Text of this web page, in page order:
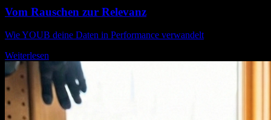
Vom Rauschen zur Relevanz
Wie YOUB deine Daten in Performance verwandelt
Weiterlesen